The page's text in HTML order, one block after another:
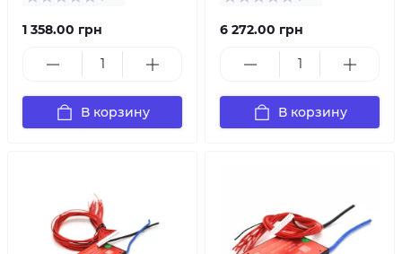
1 358.00 грн
В корзину
6 272.00 грн
В корзину